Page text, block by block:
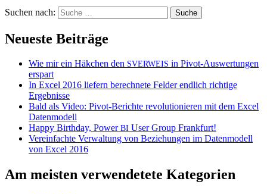
Suchen nach:
Neueste Beiträge
Wie mir ein Häkchen den SVERWEIS in Pivot-Auswertungen
erspart
In Excel 2016 liefern berechnete Felder endlich richtige
Ergebnisse
Bald als Video: Pivot-Berichte revolutionieren mit dem Excel
Datenmodell
Happy Birthday, PowerBI User Group Frankfurt!
Vereinfachte Verwaltung von Beziehungen im Datenmodell
von Excel 2016
Am meisten verwendetete Kategorien